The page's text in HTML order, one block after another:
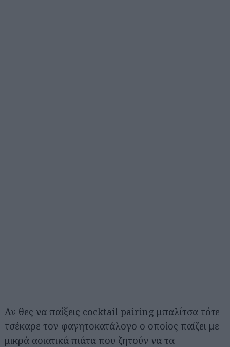
Αν θες να παίξεις cocktail pairing μπαλίτσα τότε
τσέκαρε τον φαγητοκατάλογο ο οποίος παίζει με
μικρά ασιατικά πιάτα που ζητούν να τα